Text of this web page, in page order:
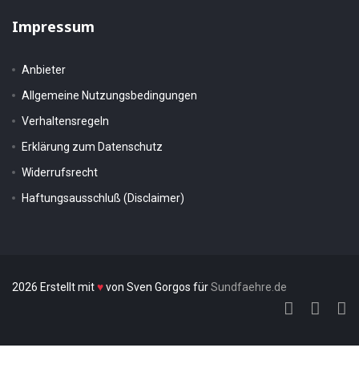
Impressum
Anbieter
Allgemeine Nutzungsbedingungen
Verhaltensregeln
Erklärung zum Datenschutz
Widerrufsrecht
Haftungsausschluß (Disclaimer)
2026 Erstellt mit♥von Sven Gorgos fürSundfaehre.de